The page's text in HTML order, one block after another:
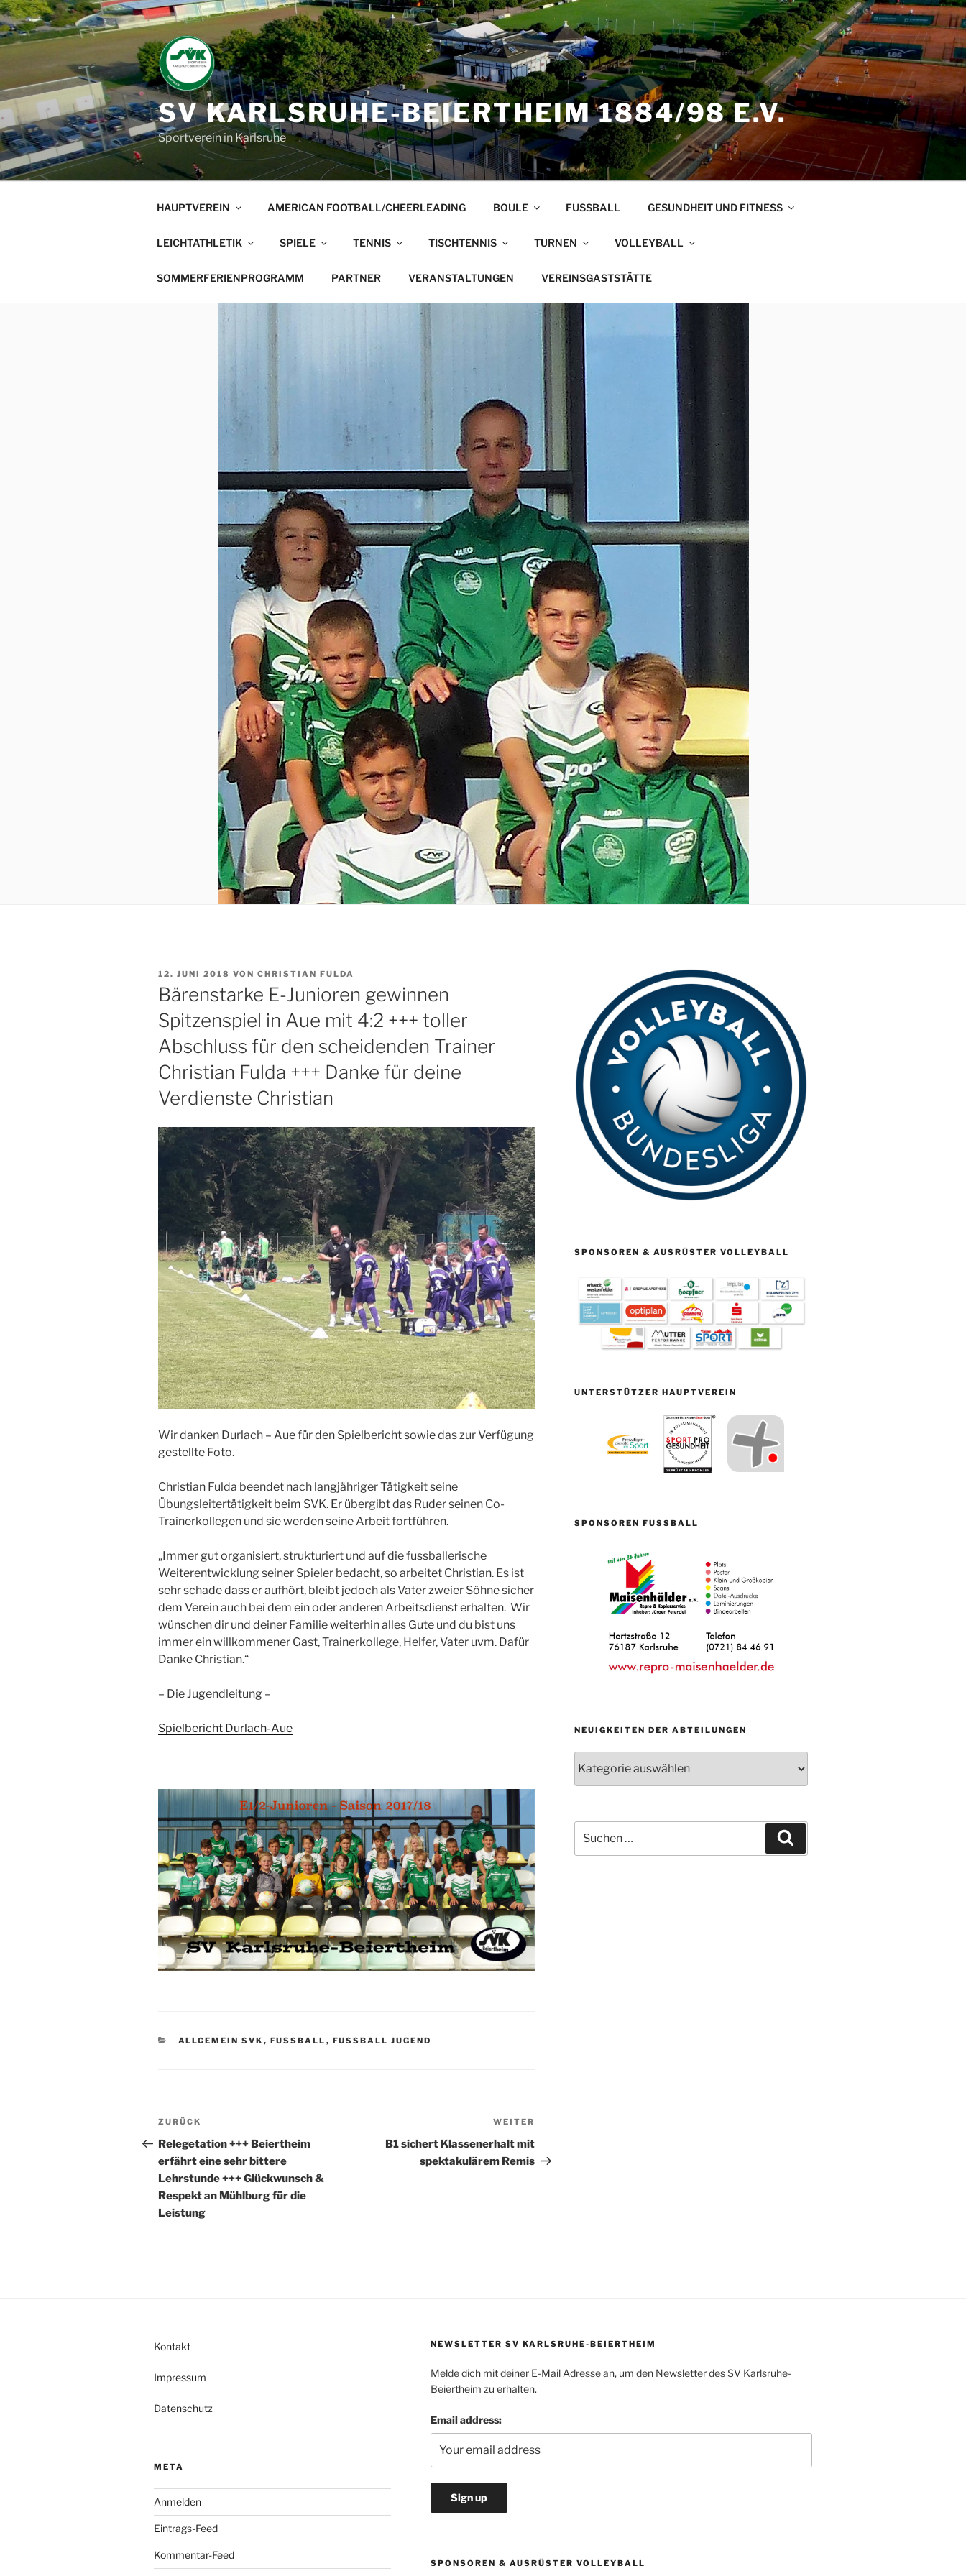
Zum
Inhalt
springen
SV KARLSRUHE-BEIERTHEIM 1884/98 E.V.
Sportverein in Karlsruhe
HAUPTVEREIN AMERICAN FOOTBALL/CHEERLEADING BOULE FUSSBALL GESUNDHEIT UND FITNESS
LEICHTATHLETIK SPIELE TENNIS TISCHTENNIS TURNEN VOLLEYBALL
SOMMERFERIENPROGRAMM PARTNER VERANSTALTUNGEN VEREINSGASTSTÄTTE
VERÖFFENTLICHT
AM
12. JUNI 2018 VON CHRISTIAN FULDA
Bärenstarke E-Junioren gewinnen
Spitzenspiel in Aue mit 4:2 +++ toller
Abschluss für den scheidenden Trainer
Christian Fulda +++ Danke für deine
Verdienste Christian
Wir danken Durlach – Aue für den Spielbericht sowie das zur Verfügung
gestellte Foto.
Christian Fulda beendet nach langjähriger Tätigkeit seine
Übungsleitertätigkeit beim SVK. Er übergibt das Ruder seinen Co-
Trainerkollegen und sie werden seine Arbeit fortführen.
„Immer gut organisiert, strukturiert und auf die fussballerische
Weiterentwicklung seiner Spieler bedacht, so arbeitet Christian. Es ist
sehr schade dass er aufhört, bleibt jedoch als Vater zweier Söhne sicher
dem Verein auch bei dem ein oder anderen Arbeitsdienst erhalten. Wir
wünschen dir und deiner Familie weiterhin alles Gute und du bist uns
immer ein willkommener Gast, Trainerkollege, Helfer, Vater uvm. Dafür
Danke Christian.“
– Die Jugendleitung –
Spielbericht Durlach-Aue
KATEGORIEN
ALLGEMEIN SVK , FUSSBALL , FUSSBALL JUGEND
Beitragsnavigation
Vorheriger
Beitrag
ZURÜCK
Relegetation +++ Beiertheim
erfährt eine sehr bittere
Lehrstunde +++ Glückwunsch &
Respekt an Mühlburg für die
Leistung
Beitrag
WEITER
B1 sichert Klassenerhalt mit
spektakulärem Remis
SPONSOREN & AUSRÜSTER VOLLEYBALL
UNTERSTÜTZER HAUPTVEREIN
SPONSOREN FUSSBALL
NEUIGKEITEN DER ABTEILUNGEN
der
Abteilungen
nach:
Kontakt
Impressum
Datenschutz
META
Anmelden
Eintrags-Feed
Kommentar-Feed
NEWSLETTER SV KARLSRUHE-BEIERTHEIM
Melde dich mit deiner E-Mail Adresse an, um den Newsletter des SV Karlsruhe-
Beiertheim zu erhalten.
Email address:
SPONSOREN & AUSRÜSTER VOLLEYBALL